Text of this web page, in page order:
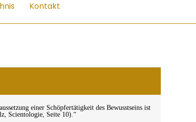
Kontakt
einer Schöpfertätigkeit des Bewusstseins ist
Scientologie, Seite 10).“